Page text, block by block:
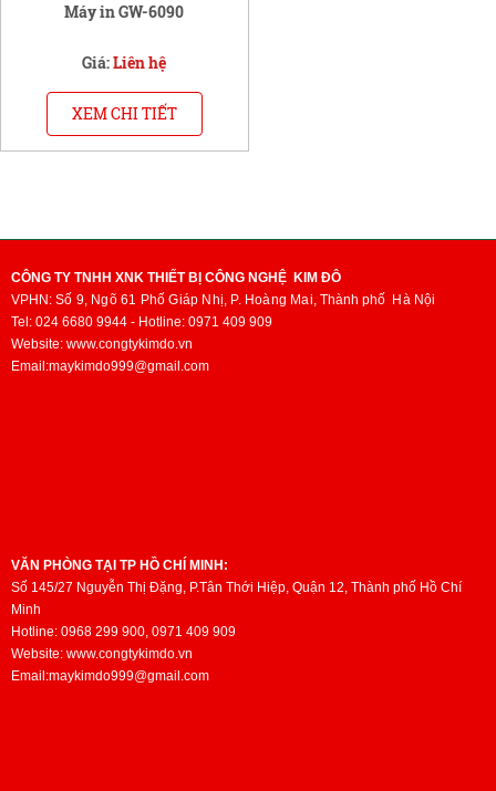
Máy in GW-6090
Giá:Liên hệ
XEM CHI TIẾT
CÔNG TY TNHH XNK THIẾT BỊ CÔNG NGHỆ KIM ĐÔ
VPHN: Số 9, Ngõ 61 Phố Giáp Nhị, P. Hoàng Mai,Thành phố Hà Nội
Tel: 024 6680 9944 - Hotline: 0971 409 909
Website: www.congtykimdo.vn
Email:maykimdo999@gmail.com
VĂN PHÒNG TẠI TP HỒ CHÍ MINH:
Số 145/27 Nguyễn Thị Đặng, P.Tân Thới Hiệp, Quận 12, Thành phố Hồ Chí
Minh
Hotline: 0968 299 900, 0971 409 909
Website: www.congtykimdo.vn
Email:maykimdo999@gmail.com